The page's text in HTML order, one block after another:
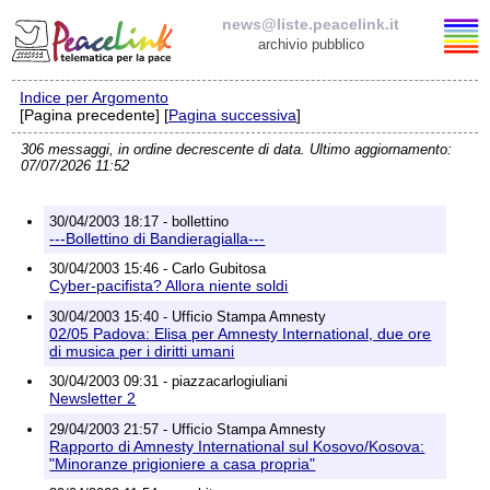
news@liste.peacelink.it
archivio pubblico
Elenco delle liste
news@liste.peacelink.it
Richieste di rimozione
Indice per Argomento
[Pagina precedente] [Pagina successiva]
306 messaggi, in ordine decrescente di data. Ultimo aggiornamento:
07/07/2026 11:52
30/04/2003 18:17 - bollettino
---Bollettino di Bandieragialla---
30/04/2003 15:46 - Carlo Gubitosa
Cyber-pacifista? Allora niente soldi
30/04/2003 15:40 - Ufficio Stampa Amnesty
02/05 Padova: Elisa per Amnesty International, due ore
di musica per i diritti umani
30/04/2003 09:31 - piazzacarlogiuliani
Newsletter 2
29/04/2003 21:57 - Ufficio Stampa Amnesty
Rapporto di Amnesty International sul Kosovo/Kosova:
"Minoranze prigioniere a casa propria"